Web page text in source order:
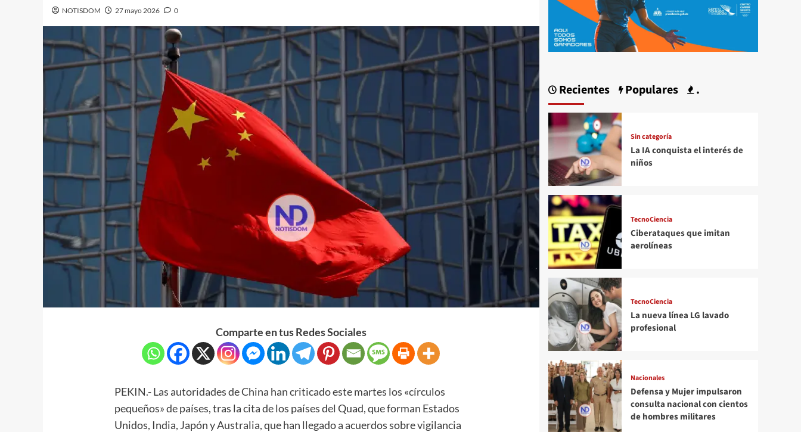
NOTISDOM 27 mayo 2026 0
Comparte en tus Redes Sociales
PEKIN.- Las autoridades de China han criticado este martes los «círculos
pequeños» de países, tras la cita de los países del Quad, que forman Estados
Unidos, India, Japón y Australia, que han llegado a acuerdos sobre vigilancia
Recientes Populares .
Sin categoría
La IA conquista el interés de
niños
TecnoCiencia
Ciberataques que imitan
aerolíneas
TecnoCiencia
La nueva línea LG lavado
profesional
Nacionales
Defensa y Mujer impulsaron
consulta nacional con cientos
de hombres militares